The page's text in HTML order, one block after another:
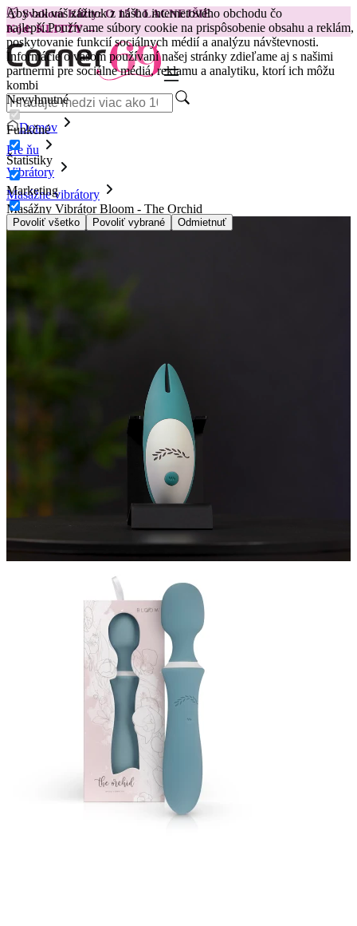
Aby bol váš zážitok z nášho internetového obchodu čo
najlepší.Používame súbory cookie na prispôsobenie obsahu a reklám,
poskytovanie funkcií sociálnych médií a analýzu návštevnosti.
Informácie o vašom používaní našej stránky zdieľame aj s našimi
partnermi pre sociálne médiá, reklamu a analytiku, ktorí ich môžu
kombi
Nevyhnutné
Funkčné
Štatistiky
Marketing
Povoliť všetko Povoliť vybrané Odmietnuť
😽Svakom Klitty: O 15 € LACNEJŠIE
Kód: KLITTY →
Domov
Pre ňu
Vibrátory
Masážne vibrátory
Masážny Vibrátor Bloom - The Orchid